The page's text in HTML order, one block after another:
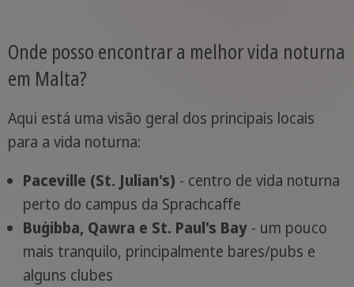
Onde posso encontrar a melhor vida noturna
em Malta?
Aqui está uma visão geral dos principais locais
para a vida noturna:
Paceville (St. Julian's) - centro de vida noturna
perto do campus da Sprachcaffe
Buġibba, Qawra e St. Paul's Bay- um pouco
mais tranquilo, principalmente bares/pubs e
alguns clubes